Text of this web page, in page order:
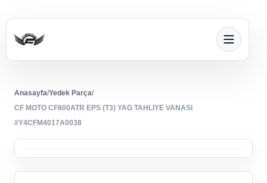
Anasayfa/Yedek Parça/
CF MOTO CF800ATR EPS (T3) YAG TAHLIYE VANASI
#Y4CFM4017A0038